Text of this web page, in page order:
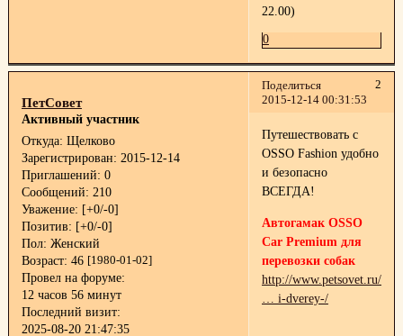
22.00)
0
Поделиться
2
2015-12-14 00:31:53
ПетСовет
Активный участник
Откуда: Щелково
Зарегистрирован: 2015-12-14
Приглашений: 0
Сообщений: 210
Уважение: [+0/-0]
Позитив: [+0/-0]
Пол: Женский
Возраст: 46 [1980-01-02]
Провел на форуме:
12 часов 56 минут
Последний визит:
2025-08-20 21:47:35
Путешествовать с
OSSO Fashion удобно
и безопасно
ВСЕГДА!
Автогамак OSSO
Car Premium для
перевозки собак
http://www.petsovet.ru/
… i-dverey-/